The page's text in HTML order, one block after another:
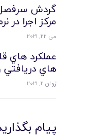
گردش سرفصل
مرکز اجرا در
می 22, 2021
عملکرد هاي
هاي دريافتي
ژوئن 2, 2021
پیام